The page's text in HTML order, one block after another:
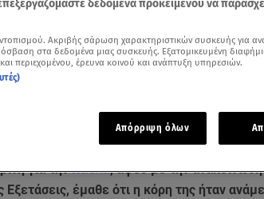
άρθρα μας στα αποτελέσματα αναζήτησης
για τηνΠάολα, αφού με την
Εξετάσεις, έμαθε ότι η κόρη της ήταν
δεδομένα προκειμένου να
Ακριβής σάρωση χαρακτηριστικών συσκευής για
στα δεδομένα μιας συσκευής. Εξατομικευμένη
περιεχομένου, έρευνα κοινού και ανάπτυξη υπηρεσιών.
Απόρριψη όλων